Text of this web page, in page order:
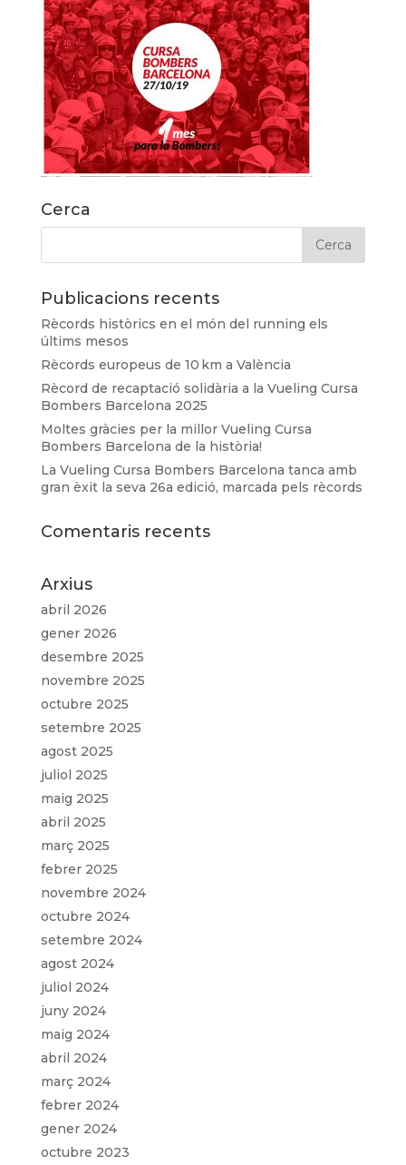
Cerca
Publicacions recents
Rècords històrics en el món del running els
últims mesos
Rècords europeus de 10 km a València
Rècord de recaptació solidària a la Vueling Cursa
Bombers Barcelona 2025
Moltes gràcies per la millor Vueling Cursa
Bombers Barcelona de la història!
La Vueling Cursa Bombers Barcelona tanca amb
gran èxit la seva 26a edició, marcada pels rècords
Comentaris recents
Arxius
abril 2026
gener 2026
desembre 2025
novembre 2025
octubre 2025
setembre 2025
agost 2025
juliol 2025
maig 2025
abril 2025
març 2025
febrer 2025
novembre 2024
octubre 2024
setembre 2024
agost 2024
juliol 2024
juny 2024
maig 2024
abril 2024
març 2024
febrer 2024
gener 2024
octubre 2023